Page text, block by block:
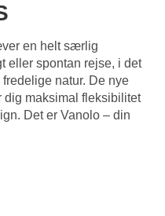
en helt særlig
eller spontan rejse, i det
natur. De nye
dig maksimal fleksibilitet
Det er Vanolo – din